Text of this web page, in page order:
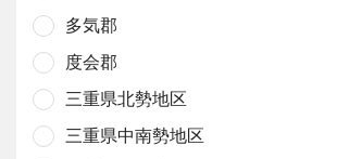
多気郡
度会郡
三重県北勢地区
三重県中南勢地区